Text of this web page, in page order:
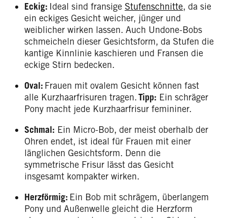
Eckig: Ideal sind fransige Stufenschnitte, da sie
ein eckiges Gesicht weicher, jünger und
weiblicher wirken lassen. Auch Undone-Bobs
schmeicheln dieser Gesichtsform, da Stufen die
kantige Kinnlinie kaschieren und Fransen die
eckige Stirn bedecken.
Oval: Frauen mit ovalem Gesicht können fast
alle Kurzhaarfrisuren tragen.Tipp: Ein schräger
Pony macht jede Kurzhaarfrisur femininer.
Schmal: Ein Micro-Bob, der meist oberhalb der
Ohren endet, ist ideal für Frauen mit einer
länglichen Gesichtsform. Denn die
symmetrische Frisur lässt das Gesicht
insgesamt kompakter wirken.
Herzförmig: Ein Bob mit schrägem, überlangem
Pony und Außenwelle gleicht die Herzform